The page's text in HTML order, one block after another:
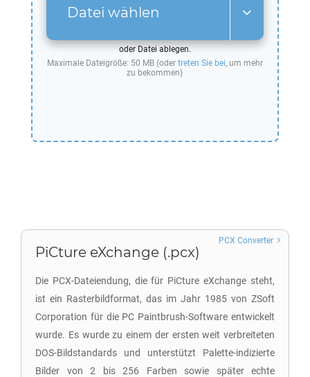
Datei wählen
oder Datei ablegen.
Maximale Dateigröße: 50 MB (oder treten Sie bei, um mehr
zu bekommen)
PiCture eXchange (.pcx)
Die PCX-Dateiendung, die für PiCture eXchange steht,
ist ein Rasterbildformat, das im Jahr 1985 von ZSoft
Corporation für die PC Paintbrush-Software entwickelt
wurde. Es wurde zu einem der ersten weit verbreiteten
DOS-Bildstandards und unterstützt Palette-indizierte
Bilder von 2 bis 256 Farben sowie später echte
PCX Converter